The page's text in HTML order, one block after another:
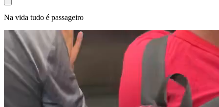
Na vida tudo é passageiro